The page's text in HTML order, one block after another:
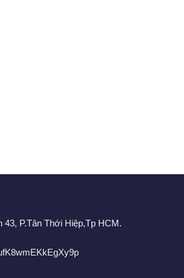
43, P.Tân Thới Hiệp,Tp HCM.